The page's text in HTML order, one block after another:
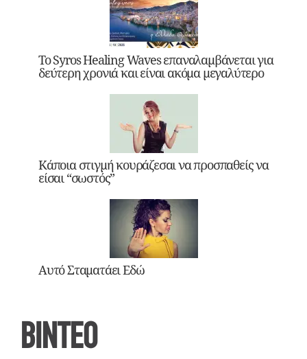
Το Syros Healing Waves επαναλαμβάνεται για
δεύτερη χρονιά και είναι ακόμα μεγαλύτερο
Κάποια στιγμή κουράζεσαι να προσπαθείς να
είσαι “σωστός”
Αυτό Σταματάει Εδώ
ΒΙΝΤΕΟ